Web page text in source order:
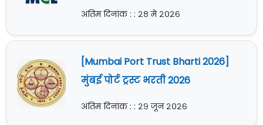
अंतिम दिनांक : : २८ मे २०२६
[Mumbai Port Trust Bharti 2026]
मुंबई पोर्ट ट्रस्ट भरती 2026
अंतिम दिनांक : : २९ जून २०२६